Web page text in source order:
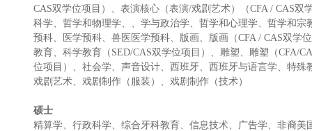
CAS双学位项目）、表演核心（表演/戏剧艺术）（CFA / CAS
科学、哲学和物理学、、学与政治学、哲学和心理学、哲学和
预科、医学预科、兽医医学预科、版画、版画（CFA / CAS双学
教育、科学教育（SED/CAS双学位项目）、雕塑、雕塑（CFA/
位项目）、社会学、声音设计、西班牙、西班牙与语言学、特
戏剧艺术、戏剧制作（服装）、戏剧制作（技术）
硕士
精算学、行政科学、综合牙科教育、信息技术、广告学、非裔